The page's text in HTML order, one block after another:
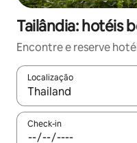
Tailândia: hotéis
Encontre e reserve
Localização
Quando os resultados
Check-in